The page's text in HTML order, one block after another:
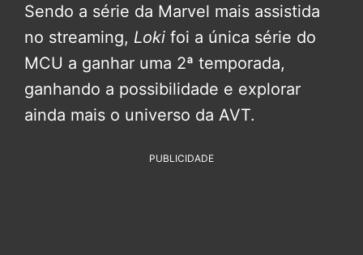
Sendo a série da Marvel mais assistida
no streaming, Loki foi a única série do
MCU a ganhar uma 2ª temporada,
ganhando a possibilidade e explorar
ainda mais o universo da AVT.
PUBLICIDADE